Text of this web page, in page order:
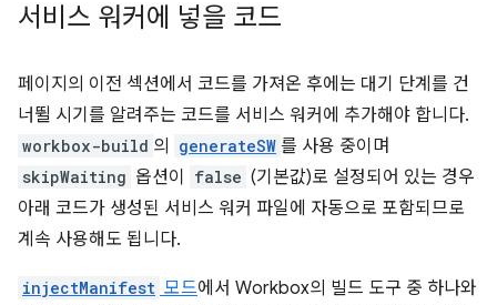
서비스 워커에 넣을 코드
페이지의 이전 섹션에서 코드를 가져온 후에는 대기 단계를 건
너뛸 시기를 알려주는 코드를 서비스 워커에 추가해야 합니다.
workbox-build 의 generateSW 를 사용 중이며
skipWaiting 옵션이 false (기본값)로 설정되어 있는 경우
아래 코드가 생성된 서비스 워커 파일에 자동으로 포함되므로
계속 사용해도 됩니다.
injectManifest 모드에서 Workbox의 빌드 도구 중 하나와